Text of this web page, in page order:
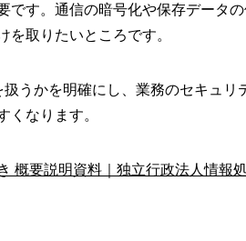
す。通信の暗号化や保存データ
を取りたいところです。
うかを明確にし、業務のセキュ
くなります。
概要説明資料｜独立行政法人情報